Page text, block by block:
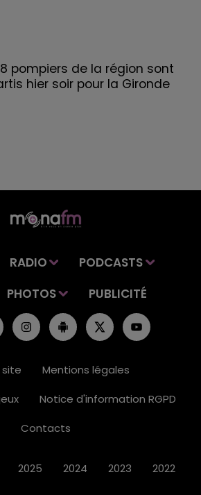
pompiers de la région sont
hier soir pour la Gironde
RADIO
PODCASTS
PHOTOS PUBLICITÉ
site
Mentions légales
Notice d'information RGPD
Contacts
2025 2024 2023 2022